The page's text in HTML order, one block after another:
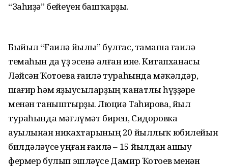
“Заһиҙә” бейеүен башҡарҙы.
Быйыл “Ғаилә йылы” булғас, тамаша ғаилә
темаһын да үҙ эсенә алған ине. Китапханасы
Ләйсән Ҡотоева ғаилә тураһында мәҡәлдәр,
шағир һәм яҙыусыларҙың ҡанатлы һүҙҙәре
менән таныштырҙы. Люциә Таһирова, йыл
тураһында мәғлүмәт биреп, Сидоровка
ауылынан никахтарының 20 йыллыҡ юбилейын
билдәләүсе уңған ғаилә – 15 йылдан ашыу
фермер булып эшләүсе Дамир Ҡотоев менән